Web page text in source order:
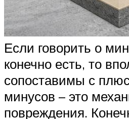
Если говорить о
конечно есть, то
сопоставимы с
минусов – это
повреждения.